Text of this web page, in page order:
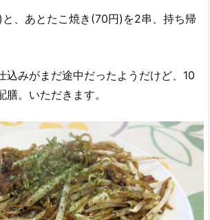
と、あとたこ焼き(70円)を2串、持ち帰
込みがまだ途中だったようだけど、10
。いただきます。